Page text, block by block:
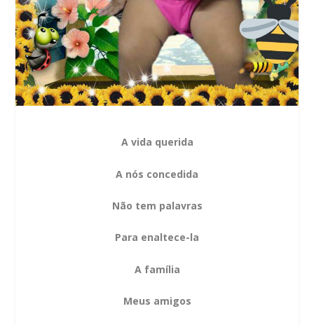
A vida querida
A nós concedida
Não tem palavras
Para enaltece-la
A família
Meus amigos